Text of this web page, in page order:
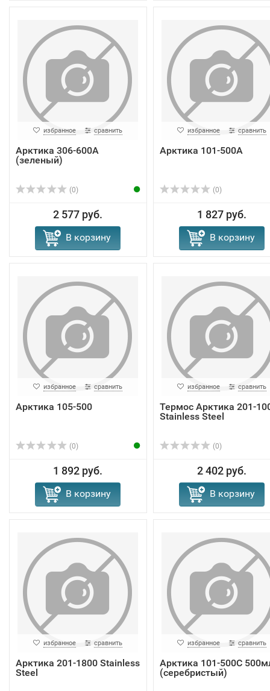
избранное сравнить
Арктика 306-600A
(зеленый)
(0)
2 577 руб.
В корзину
избранное сравнить
Арктика 101-500A
(0)
1 827 руб.
В корзину
избранное сравнить
Арктика 105-500
(0)
1 892 руб.
В корзину
избранное сравнить
Термос Арктика 201-
Stainless Steel
(0)
2 402 руб.
В корзину
избранное сравнить
Арктика 201-1800 Stainless
Steel
избранное сравнить
Арктика 101-500С
(серебристый)